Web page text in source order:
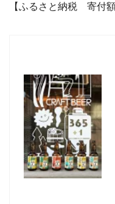
【ふるさと納税 寄付